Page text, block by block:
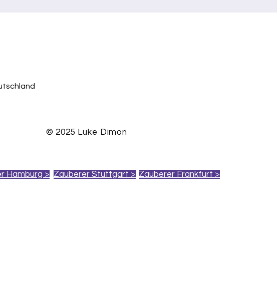
© 2025 Luke Dimon
Hamburg > Zauberer Stuttgart > Zauberer Frankfurt >